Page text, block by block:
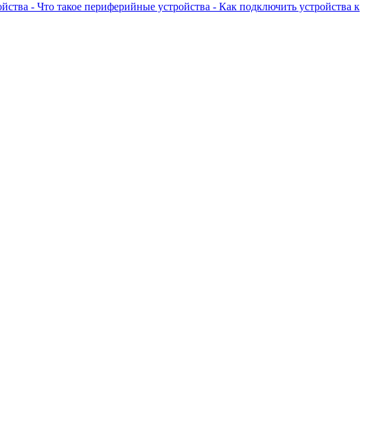
- Что такое периферийные устройства - Как подключить устройства к